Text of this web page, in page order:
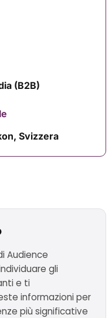
(B2B)
Svizzera
Audience
gli
e ti
informazioni per
più significative